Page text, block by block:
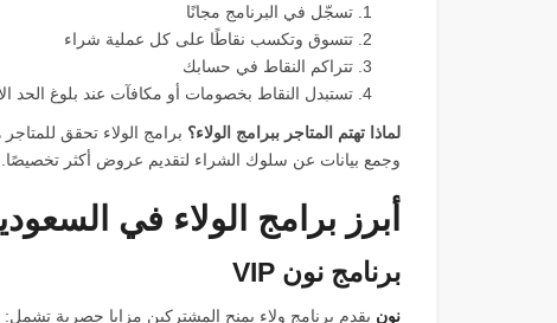
تسجّل في البرنامج مجانًا
تتسوق وتكسب نقاطًا على كل عملية شراء
تتراكم النقاط في حسابك
تستبدل النقاط بخصومات أو مكافآت عند بلوغ الحد
لماذا تهتم المتاجر ببرامج الولاء؟ برامج الولاء تحقق
وجمع بيانات عن سلوك الشراء لتقديم عروض أكثر تخصيصًا.
أبرز برامج الولاء في
برنامج نون VIP
نون يقدم برنامج ولاء يمنح المشتركين مزايا حصرية تشمل: